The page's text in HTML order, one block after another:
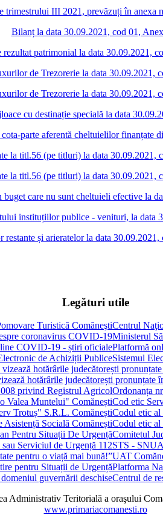
trimestrului III 2021, prevăzuți în anexa
Bilanț la data 30.09.2021, cod 01,
rezultat patrimonial la data 30.09.2021,
de Trezorerie la data 30.09.2021,
de Trezorerie la data 30.09.2021,
cu destinație specială la data
parte aferentă cheltuielilor
la titl.56 (pe titluri) la data 30.09.2021,
la titl.56 (pe titluri) la data 30.09.2021,
buget care nu sunt cheltuieli efective la
instituțiilor publice - venituri, la data
restante și arieratelor la data
Legături utile
Centrul
Ministerul
Platformă
Sistemul
hotărârile judecătorești
Ordonanța
Cod etic
Codul etic
Codul etic al
Comitetul
STS -
UAT
Platforma
Centrul de
Administrativ Teritorială a oraşului
www.primariacomanesti.ro